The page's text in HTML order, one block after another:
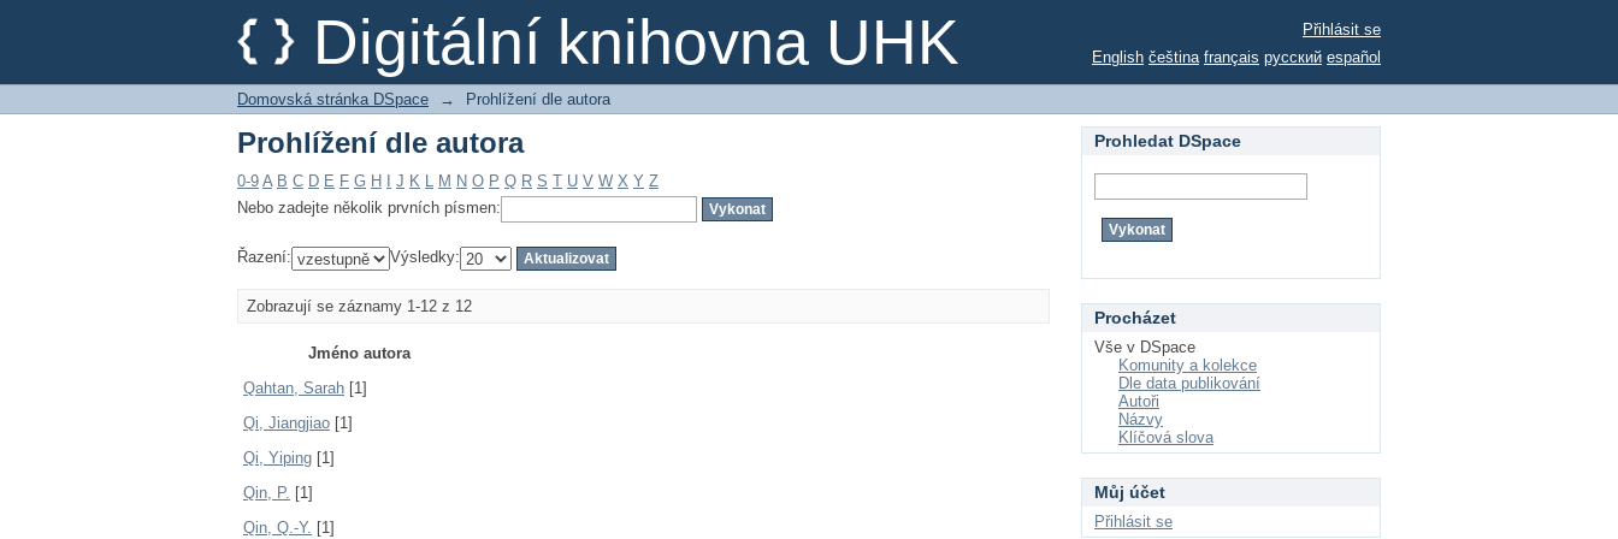
Digitální knihovna UHK
Prohlížení dle autora
Přihlásit se
English čeština français русский español
Domovská stránka DSpace → Prohlížení dle autora
Prohlížení dle autora
0-9 A B C D E F G H J K L M N O P Q R S T U V W X Y Z
Nebo zadejte několik prvních písmen:
Řazení: Výsledky:
Zobrazují se záznamy 1-12 z 12
Jméno autora
Qahtan, Sarah [1]
Qi, Jiangjiao [1]
Qi, Yiping [1]
Qin, P. [1]
Qin, Q.-Y. [1]
Prohledat DSpace
Procházet
Vše v DSpace
Komunity a kolekce
Dle data publikování
Autoři
Názvy
Klíčová slova
Můj účet
Přihlásit se